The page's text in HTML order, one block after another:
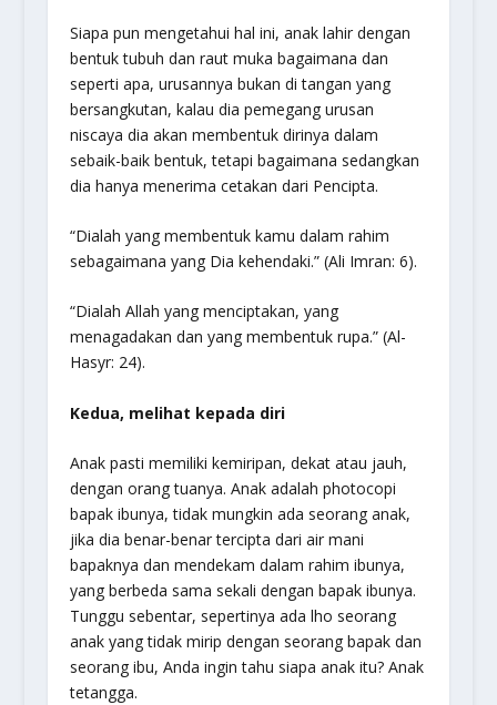
Siapa pun mengetahui hal ini, anak lahir dengan
bentuk tubuh dan raut muka bagaimana dan
seperti apa, urusannya bukan di tangan yang
bersangkutan, kalau dia pemegang urusan
niscaya dia akan membentuk dirinya dalam
sebaik-baik bentuk, tetapi bagaimana sedangkan
dia hanya menerima cetakan dari Pencipta.
“Dialah yang membentuk kamu dalam rahim
sebagaimana yang Dia kehendaki.” (Ali Imran: 6).
“Dialah Allah yang menciptakan, yang
menagadakan dan yang membentuk rupa.” (Al-
Hasyr: 24).
Kedua, melihat kepada diri
Anak pasti memiliki kemiripan, dekat atau jauh,
dengan orang tuanya. Anak adalah photocopi
bapak ibunya, tidak mungkin ada seorang anak,
jika dia benar-benar tercipta dari air mani
bapaknya dan mendekam dalam rahim ibunya,
yang berbeda sama sekali dengan bapak ibunya.
Tunggu sebentar, sepertinya ada lho seorang
anak yang tidak mirip dengan seorang bapak dan
seorang ibu, Anda ingin tahu siapa anak itu? Anak
tetangga.